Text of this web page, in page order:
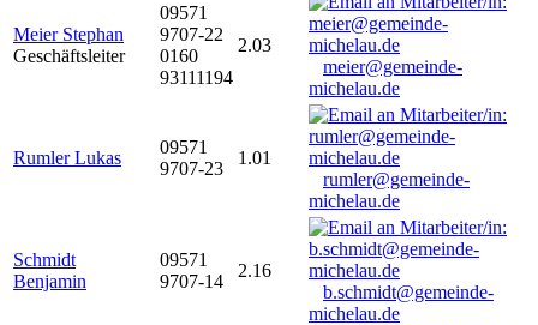
Meier Stephan
Geschäftsleiter
09571
9707-22
0160
93111194
2.03
meier@gemeinde-
michelau.de
Rumler Lukas
09571
9707-23
1.01
rumler@gemeinde-
michelau.de
Schmidt
Benjamin
09571
9707-14
2.16
b.schmidt@gemeinde-
michelau.de